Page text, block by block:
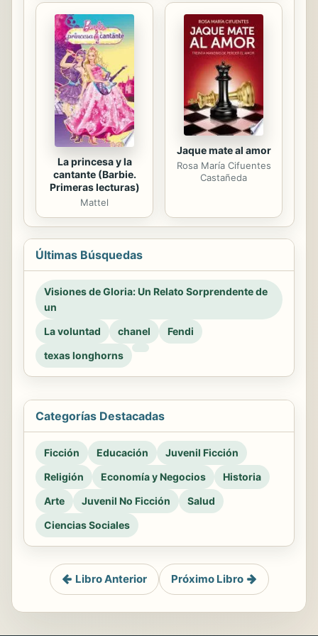
La princesa y la
cantante (Barbie.
Primeras lecturas)
Mattel
Jaque mate al amor
Rosa María Cifuentes
Castañeda
Últimas Búsquedas
Visiones de Gloria: Un Relato Sorprendente de
un
La voluntad
chanel
Fendi
texas longhorns
Categorías Destacadas
Ficción Educación
Juvenil Ficción
Religión
Economía y Negocios
Historia
Arte
Juvenil No Ficción
Salud
Ciencias Sociales
Libro Anterior Próximo Libro